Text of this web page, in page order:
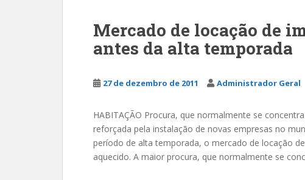
Mercado de locação de
antes da alta temporada
27 de dezembro de 2011 Administrador Geral
HABITAÇÃO Procura, que normalmente se
reforçada pela instalação de novas empresas no
período de alta temporada, o mercado de locação
aquecido. A maior procura, que normalmente se